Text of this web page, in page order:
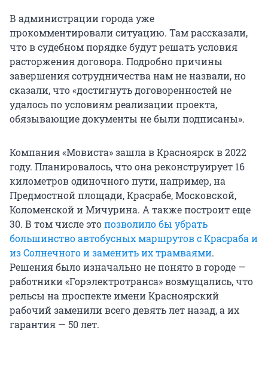
В администрации города уже
прокомментировали ситуацию. Там рассказали,
что в судебном порядке будут решать условия
расторжения договора. Подробно причины
завершения сотрудничества нам не назвали, но
сказали, что «достигнуть договоренностей не
удалось по условиям реализации проекта,
обязывающие документы не были подписаны».
Компания «Мовиста» зашла в Красноярск в 2022
году. Планировалось, что она реконструирует 16
километров одиночного пути, например, на
Предмостной площади, Красрабе, Московской,
Коломенской и Мичурина. А также построит еще
30. В том числе этопозволило бы убрать
большинство автобусных маршрутов с Красраба и
из Солнечного и заменить их трамваями.
Решения было изначально не понято в городе —
работники «Горэлектротранса» возмущались, что
рельсы на проспекте имени Красноярский
рабочий заменили всего девять лет назад, а их
гарантия — 50 лет.